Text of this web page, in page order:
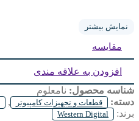
نمایش بیشتر
مقایسه
افزودن به علاقه مندی
شناسه محصول: نامعلوم
دسته:
قطعات و تجهیزات کامپیوتر ,
برند: Western Digital